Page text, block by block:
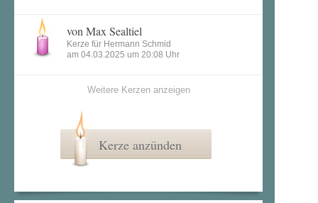
von Max Sealtiel
Kerze für Hermann Schmid
am 04.03.2025 um 20:08 Uhr
Weitere Kerzen anzeigen
Kerze anzünden